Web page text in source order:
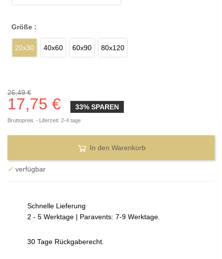
Größe :
20x30 40x60 60x90 80x120
26,49 €
17,75 € 33% SPAREN
Bruttopreis Liferzeit: 2-4 tage
In den Warenkorb
✓ verfügbar
Schnelle Lieferung
2 - 5 Werktage | Paravents: 7-9 Werktage.
30 Tage Rückgaberecht.